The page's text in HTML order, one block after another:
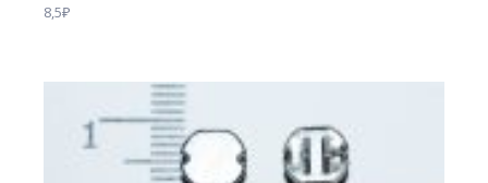
8,5₽